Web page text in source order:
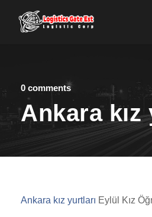
0 comments
Ankara kız
Ankara kız yurtları Eylül Kız